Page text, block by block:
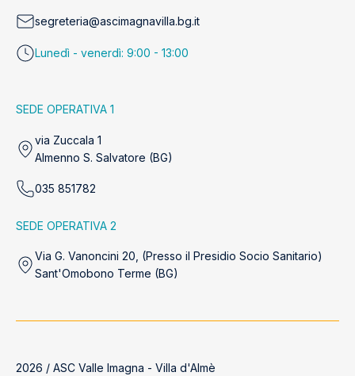
segreteria@ascimagnavilla.bg.it
Lunedì - venerdì: 9:00 - 13:00
SEDE OPERATIVA 1
via Zuccala 1
Almenno S. Salvatore (BG)
035 851782
SEDE OPERATIVA 2
Via G. Vanoncini 20, (Presso il Presidio Socio Sanitario)
Sant'Omobono Terme (BG)
2026 / ASC Valle Imagna - Villa d'Almè